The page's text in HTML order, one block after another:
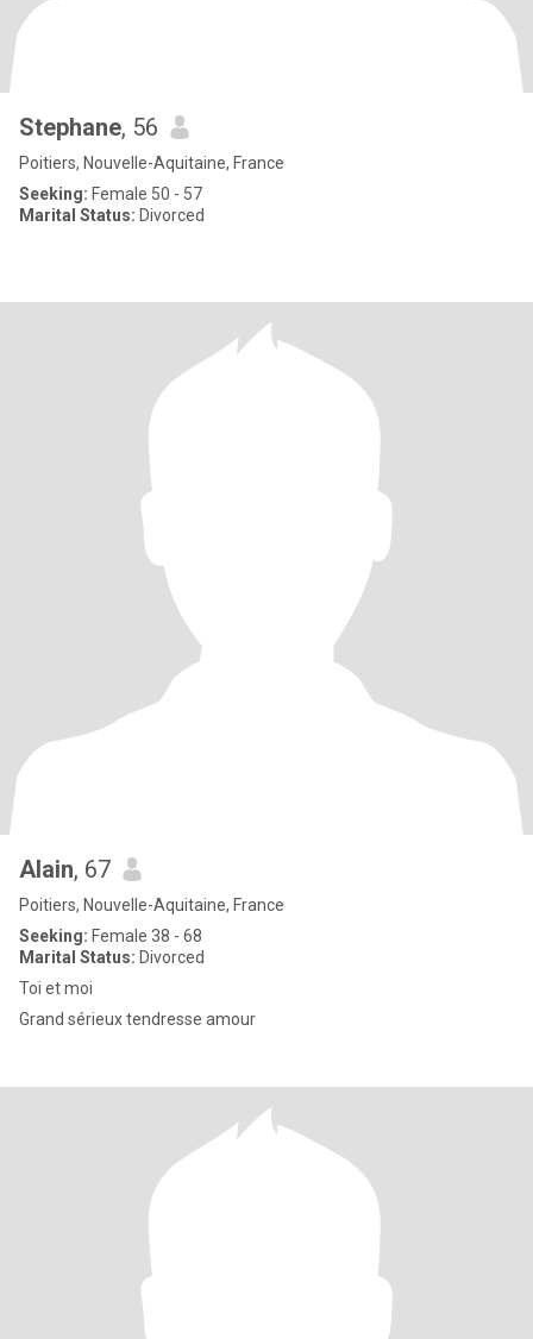
Stephane, 56
Poitiers, Nouvelle-Aquitaine, France
Seeking: Female 50 - 57
Marital Status: Divorced
Alain, 67
Poitiers, Nouvelle-Aquitaine, France
Seeking: Female 38 - 68
Marital Status: Divorced
Toi et moi
Grand sérieux tendresse amour